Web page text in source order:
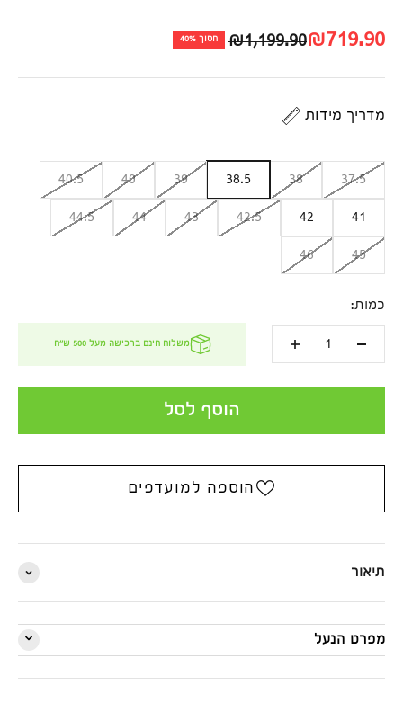
מחיר לאחר הנחה
₪719.90מחיר רגיל
₪1,199.90 חסוך 40%
מדריך מידות
37.5
38
38.5
39
40
40.5
41
42
42.5
43
44
44.5
45
46
כמות:
משלוח חינם ברכישה מעל 500 ש''ח
הוסף לסל
הוספה למועדפים
תיאור
מפרט הנעל